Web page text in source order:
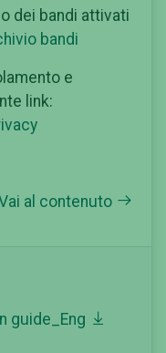
dei bandi attivati
bandi
e
link:
al contenuto
guide_Eng